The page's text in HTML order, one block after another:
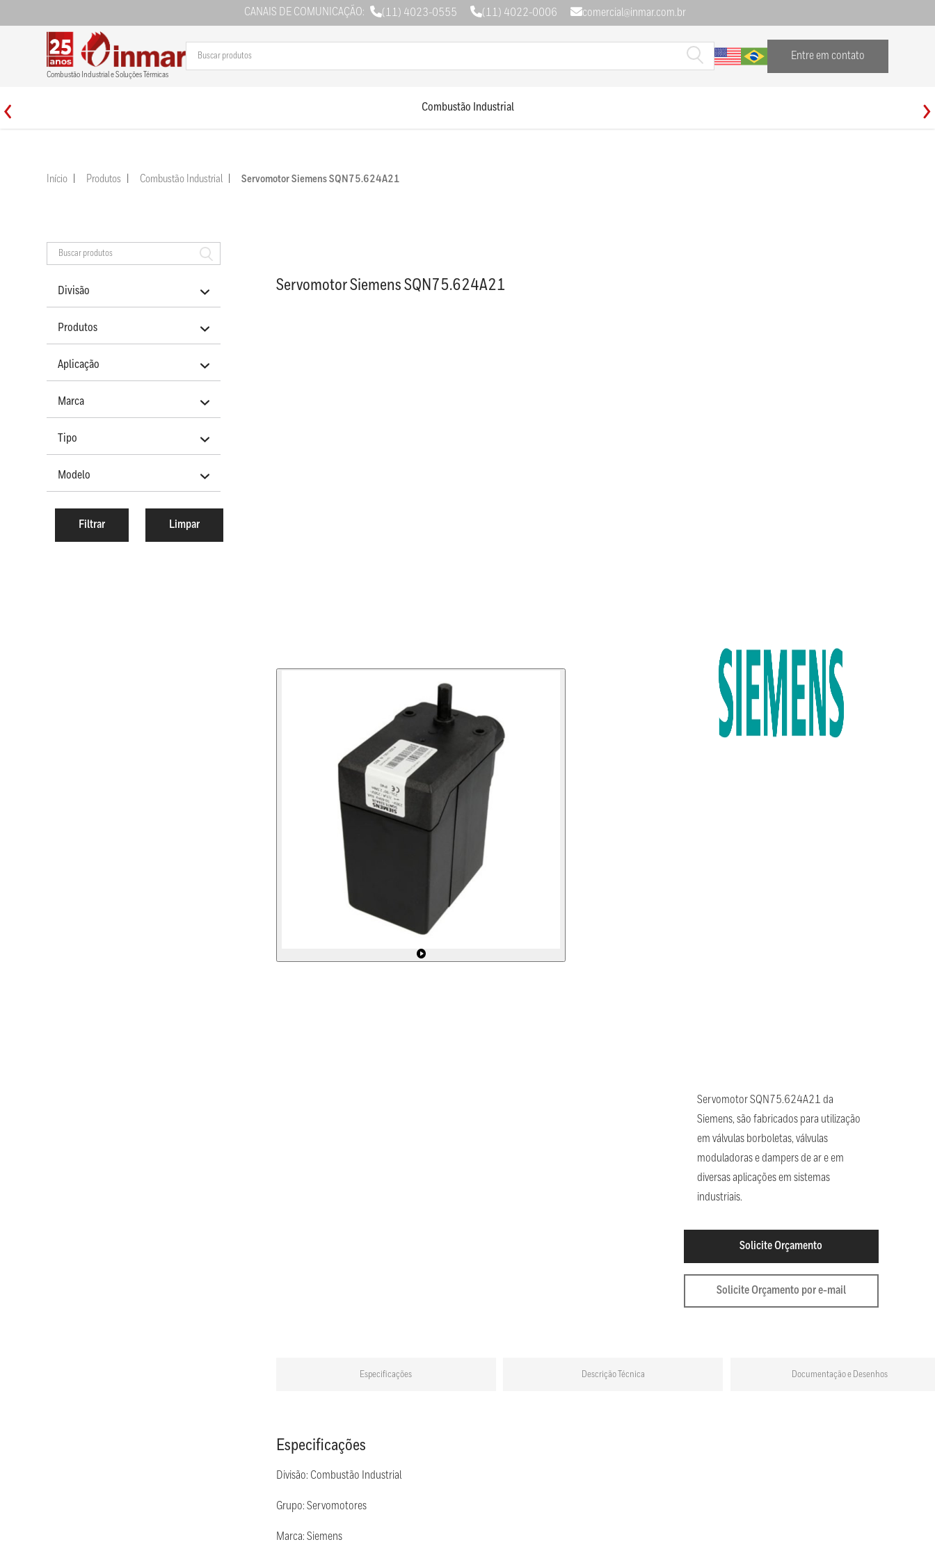
CANAIS DE COMUNICAÇÃO: (11) 4023-0555 (11) 4022-0006 comercial@inmar.com.br
Combustão Industrial e Soluções Térmicas
Entre em contato
Combustão Industrial
Início Produtos Combustão Industrial Servomotor Siemens SQN75.624A21
Divisão
Produtos
Aplicação
Marca
Tipo
Modelo
Servomotor Siemens SQN75.624A21
Servomotor SQN75.624A21 da
Siemens, são fabricados para utilização
em válvulas borboletas, válvulas
moduladoras e dampers de ar e em
diversas aplicações em sistemas
industriais.
Solicite Orçamento
Solicite Orçamento por e-mail
Especificações Descrição Técnica Documentação e Desenhos
Especificações
Divisão: Combustão Industrial
Grupo: Servomotores
Marca: Siemens